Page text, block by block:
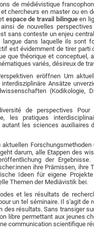
de médiévistique
chercheurs en master ou en
espace de travail bilingueen
de nouvelles
sans conteste un enjeu
dans laquelle ils sont
est évidemment de tirer
que théorique et
variés, désireux de
eröffnen Um
Ansätze
(Kodikologie,
de perspectives Pour
les pratiques
les sciences auxiliaires
darum, alle Etappen des
der
ihre Prämissen,
Ideen für eigene
Themen der Mediävistik bei.
et les résultats de
un tel séminaire. Il s'agit
des résultats. Sans transiger
libre permettant aux jeunes
communication scientifique